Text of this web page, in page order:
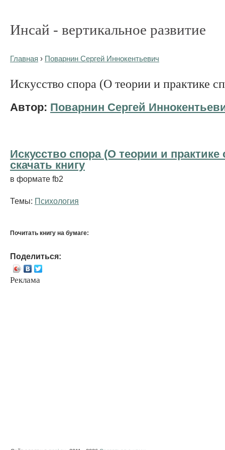
Инсай - вертикальное развитие
Главная › Поварнин Сергей Иннокентьевич
Искусство спора (О теории и практике
Автор: Поварнин Сергей
Искусство спора (О теории и практике
cкачать книгу
в формате fb2
Темы: Психология
Почитать книгу на бумаге:
Поделиться:
Реклама